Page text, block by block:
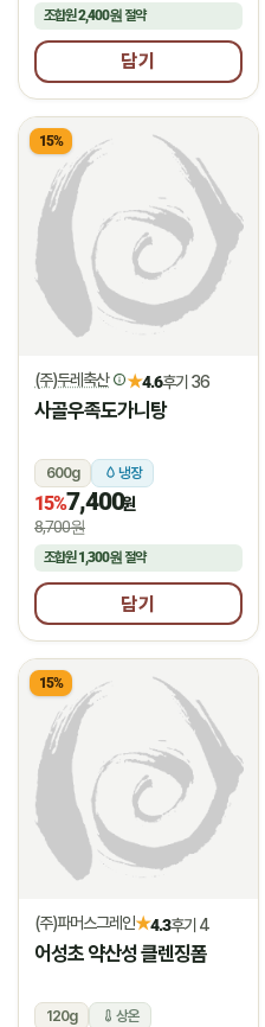
조합원2,400원 절약
담기
15%
(주)두레축산 ★4.6후기 36
사골우족도가니탕
600g 냉장
15%7,400원
8,700원
조합원1,300원 절약
담기
15%
(주)파머스그레인★4.3후기 4
어성초 약산성 클렌징폼
120g 상온